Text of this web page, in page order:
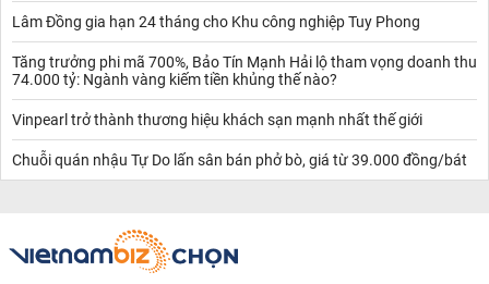
Lâm Đồng gia hạn 24 tháng cho Khu công nghiệp Tuy Phong
Tăng trưởng phi mã 700%, Bảo Tín Mạnh Hải lộ tham vọng doanh thu
74.000 tỷ: Ngành vàng kiếm tiền khủng thế nào?
Vinpearl trở thành thương hiệu khách sạn mạnh nhất thế giới
Chuỗi quán nhậu Tự Do lấn sân bán phở bò, giá từ 39.000 đồng/bát